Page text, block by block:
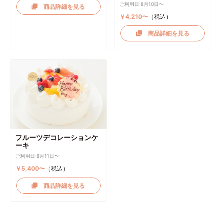
商品詳細を見る ご利用日:8月10日〜
￥4,210〜 （税込）
商品詳細を見る
フルーツデコレーションケ
ーキ
ご利用日:8月11日〜
￥5,400〜（税込）
商品詳細を見る